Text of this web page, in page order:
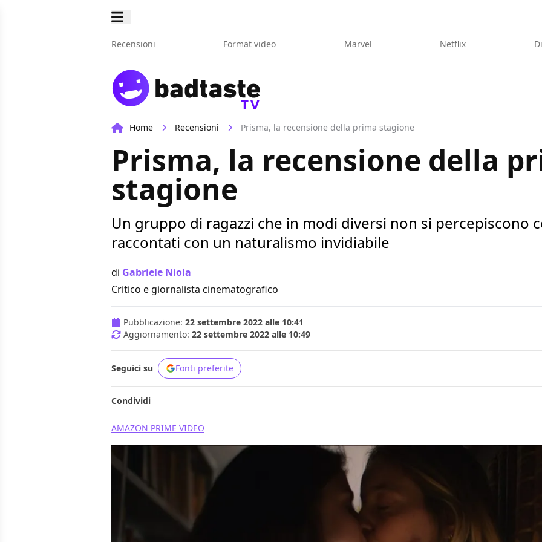
Recensioni Format video Marvel Netflix
TV
Home Recensioni Prisma, la recensione della prima stagione
Prisma, la recensione della
stagione
Un gruppo di ragazzi che in modi diversi non si percepiscono
raccontati con un naturalismo invidiabile
di Gabriele Niola
Critico e giornalista cinematografico
Pubblicazione: 22 settembre 2022 alle 10:41
Aggiornamento: 22 settembre 2022 alle 10:49
Seguici su Fonti preferite
Condividi
AMAZON PRIME VIDEO